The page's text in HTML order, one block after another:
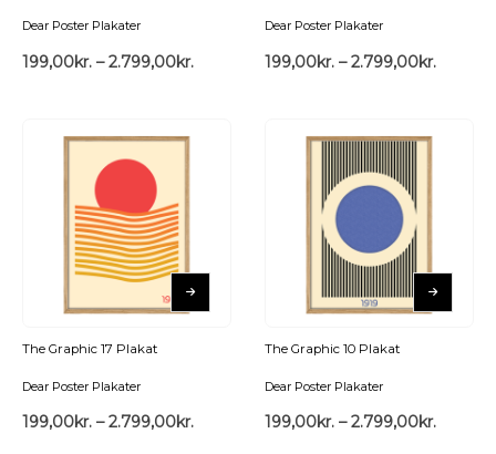
Dear Poster Plakater
199,00kr. – 2.799,00kr.
Dear Poster Plakater
199,00kr. – 2.799,00kr.
The Graphic 17 Plakat
Dear Poster Plakater
199,00kr. – 2.799,00kr.
The Graphic 10 Plakat
Dear Poster Plakater
199,00kr. – 2.799,00kr.